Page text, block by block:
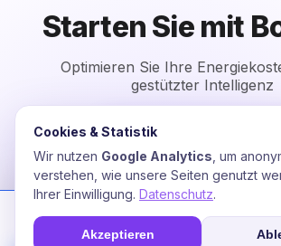
Starten Sie mit
Optimieren Sie Ihre
gestützter Intelligenz
Kostenlose Beratung
Cookies & Statistik
Wir nutzen Google Analytics , um
verstehen, wie unsere Seiten genutzt
Ihrer Einwilligung. Datenschutz.
Akzeptieren
analysiert Nutzungsverhalten für